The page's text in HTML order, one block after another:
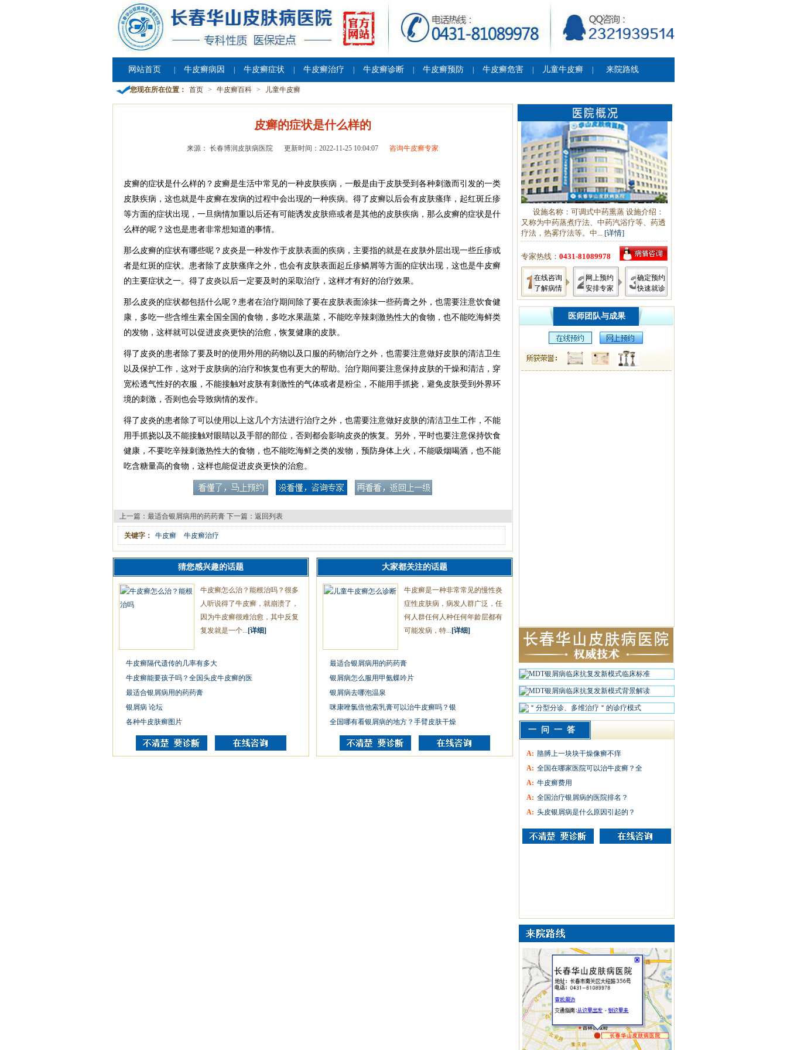
网站首页 牛皮癣病因 牛皮癣症状 牛皮癣治疗 牛皮癣诊断 牛皮癣预防 牛皮癣危害 儿童牛皮癣 来院路线
您现在所在位置： 首页 > 牛皮癣百科 > 儿童牛皮癣
皮癣的症状是什么样的
来源： 长春博润皮肤病医院 更新时间：2022-11-25 10:04:07 咨询牛皮癣专家
皮癣的症状是什么样的？皮癣是生活中常见的一种皮肤疾病，一般是由于皮肤受到各种刺激而引发的一类
皮肤疾病，这也就是牛皮癣在发病的过程中会出现的一种疾病。得了皮癣以后会有皮肤瘙痒，起红斑丘疹
等方面的症状出现，一旦病情加重以后还有可能诱发皮肤癌或者是其他的皮肤疾病，那么皮癣的症状是什
么样的呢？这也是患者非常想知道的事情。
那么皮癣的症状有哪些呢？皮炎是一种发作于皮肤表面的疾病，主要指的就是在皮肤外层出现一些丘疹或
者是红斑的症状。患者除了皮肤瘙痒之外，也会有皮肤表面起丘疹鳞屑等方面的症状出现，这也是牛皮癣
的主要症状之一。得了皮炎以后一定要及时的采取治疗，这样才有好的治疗效果。
那么皮炎的症状都包括什么呢？患者在治疗期间除了要在皮肤表面涂抹一些药膏之外，也需要注意饮食健
康，多吃一些含维生素全国全国的食物，多吃水果蔬菜，不能吃辛辣刺激热性大的食物，也不能吃海鲜类
的发物，这样就可以促进皮炎更快的治愈，恢复健康的皮肤。
得了皮炎的患者除了要及时的使用外用的药物以及口服的药物治疗之外，也需要注意做好皮肤的清洁卫生
以及保护工作，这对于皮肤病的治疗和恢复也有更大的帮助。治疗期间要注意保持皮肤的干燥和清洁，穿
宽松透气性好的衣服，不能接触对皮肤有刺激性的气体或者是粉尘，不能用手抓挠，避免皮肤受到外界环
境的刺激，否则也会导致病情的发作。
得了皮炎的患者除了可以使用以上这几个方法进行治疗之外，也需要注意做好皮肤的清洁卫生工作，不能
用手抓挠以及不能接触对眼睛以及手部的部位，否则都会影响皮炎的恢复。另外，平时也要注意保持饮食
健康，不要吃辛辣刺激热性大的食物，也不能吃海鲜之类的发物，预防身体上火，不能吸烟喝酒，也不能
吃含糖量高的食物，这样也能促进皮炎更快的治愈。
上一篇： 最适合银屑病用的药药膏 下一篇： 返回列表
关键字： 牛皮癣 牛皮癣治疗
猜您感兴趣的话题
牛皮癣怎么治？能根治吗？很多
人听说得了牛皮癣，就崩溃了，
因为牛皮癣很难治愈，其中反复
复发就是一个... [详细]
牛皮癣隔代遗传的几率有多大
牛皮癣能要孩子吗？全国头皮牛皮癣的医
最适合银屑病用的药药膏
银屑病 论坛
各种牛皮肤癣图片
大家都关注的话题
牛皮癣是一种非常常见的慢性炎
症性皮肤病，病发人群广泛，任
何人群任何人种任何年龄层都有
可能发病，特... [详细]
最适合银屑病用的药药膏
银屑病怎么服用甲氨蝶吟片
银屑病去哪泡温泉
咪康唑氯倍他索乳膏可以治牛皮癣吗？银
全国哪有看银屑病的地方？手臂皮肤干燥
设施名称：可调式中药熏蒸 设施介绍：
又称为中药蒸煮疗法、中药汽浴疗等、药透
疗法，热雾疗法等。中... [详情]
专家热线： 0431-81089978
在线咨询
了解病情
网上预约
安排专家
确定预约
快速就诊
医师团队与成果
一问一答
A: 胳膊上一块块干燥像癣不痒
A: 全国在哪家医院可以治牛皮癣？全
A: 牛皮癣费用
A: 全国治疗银屑病的医院排名？
A: 头皮银屑病是什么原因引起的？